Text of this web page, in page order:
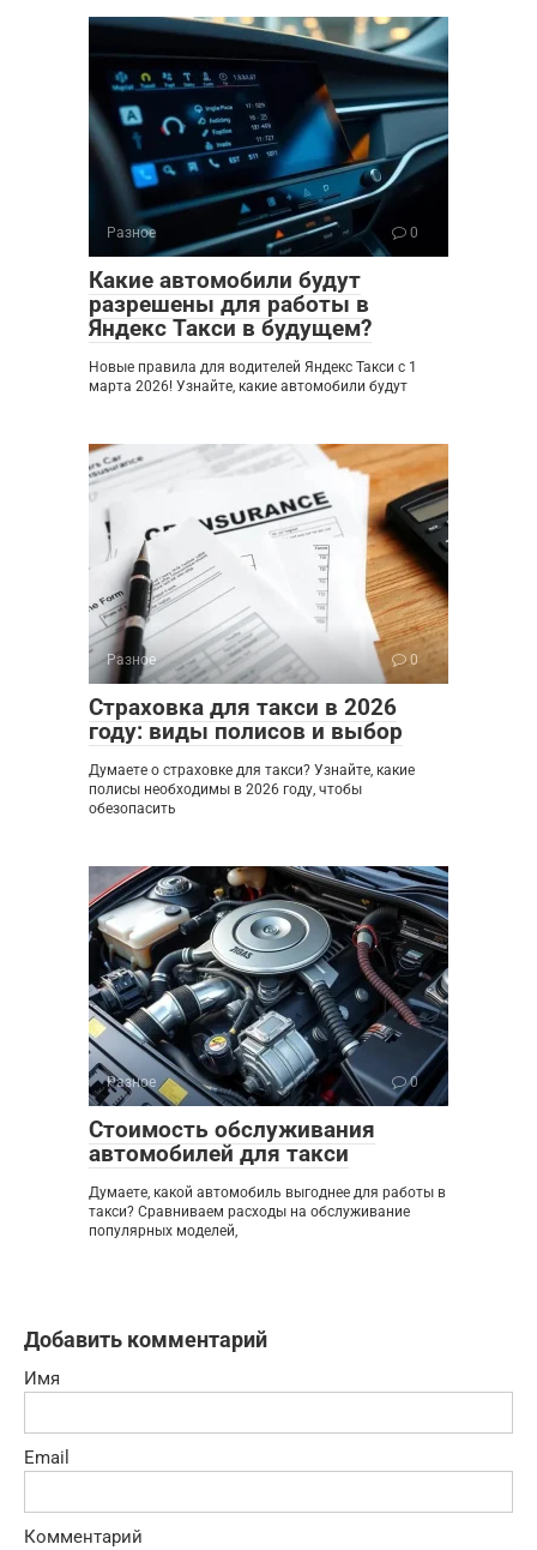
Разное 0
Какие автомобили будут
разрешены для работы в
Яндекс Такси в будущем?
Новые правила для водителей Яндекс Такси с 1
марта 2026! Узнайте, какие автомобили будут
Разное 0
Страховка для такси в 2026
году: виды полисов и выбор
Думаете о страховке для такси? Узнайте, какие
полисы необходимы в 2026 году, чтобы
обезопасить
Разное 0
Стоимость обслуживания
автомобилей для такси
Думаете, какой автомобиль выгоднее для работы в
такси? Сравниваем расходы на обслуживание
популярных моделей,
Добавить комментарий
Имя
Email
Комментарий